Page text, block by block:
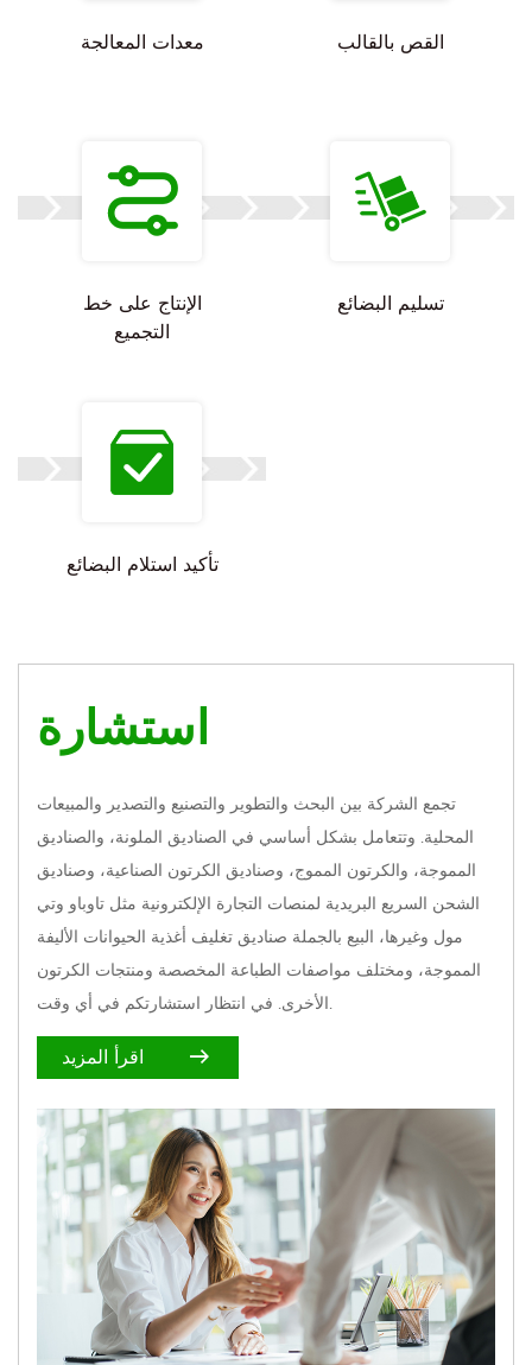
معدات المعالجة القص بالقالب
الإنتاج على خط
التجميع
تسليم البضائع
تأكيد استلام البضائع
استشارة
تجمع الشركة بين البحث والتطوير والتصنيع والتصدير والمبيعات
المحلية. وتتعامل بشكل أساسي في الصناديق الملونة، والصناديق
المموجة، والكرتون المموج، وصناديق الكرتون الصناعية، وصناديق
الشحن السريع البريدية لمنصات التجارة الإلكترونية مثل تاوباو وتي
مول وغيرها، البيع بالجملة صناديق تغليف أغذية الحيوانات الأليفة
المموجة، ومختلف مواصفات الطباعة المخصصة ومنتجات الكرتون
الأخرى. في انتظار استشارتكم في أي وقت.
اقرأ المزيد